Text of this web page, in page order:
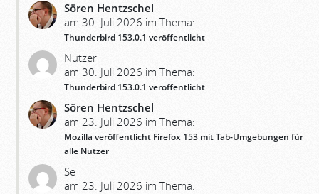
Sören Hentzschel
am 30. Juli 2026 im Thema:
Thunderbird 153.0.1 veröffentlicht
Nutzer
am 30. Juli 2026 im Thema:
Thunderbird 153.0.1 veröffentlicht
Sören Hentzschel
am 23. Juli 2026 im Thema:
Mozilla veröffentlicht Firefox 153 mit Tab-Umgebungen für
alle Nutzer
Se
am 23. Juli 2026 im Thema: